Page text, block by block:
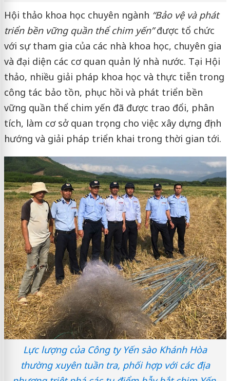
Hội thảo khoa học chuyên ngành “Bảo vệ và phát
triển bền vững quần thể chim yến”được tổ chức
với sự tham gia của các nhà khoa học, chuyên gia
và đại diện các cơ quan quản lý nhà nước. Tại Hội
thảo, nhiều giải pháp khoa học và thực tiễn trong
công tác bảo tồn, phục hồi và phát triển bền
vững quần thể chim yến đã được trao đổi, phân
tích, làm cơ sở quan trọng cho việc xây dựng định
hướng và giải pháp triển khai trong thời gian tới.
Lực lượng của Công ty Yến sào Khánh Hòa
thường xuyên tuần tra, phối hợp với các địa